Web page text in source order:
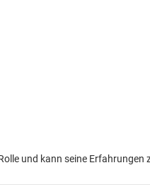
und kann seine Erfahrungen